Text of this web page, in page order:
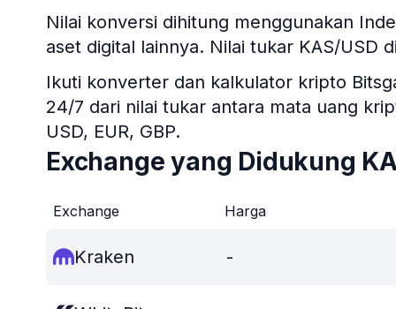
Nilai konversi dihitung menggunakan
aset digital lainnya. Nilai tukar KAS/USD
Ikuti konverter dan kalkulator kripto
24/7 dari nilai tukar antara mata uang
USD, EUR, GBP.
Exchange yang Didukung
Exchange Harga
Kraken -